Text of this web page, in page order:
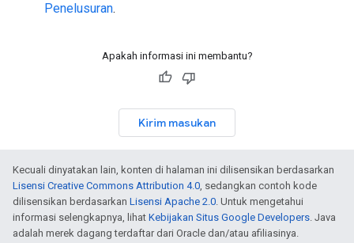
Penelusuran.
Apakah informasi ini membantu?
Kirim masukan
Kecuali dinyatakan lain, konten di halaman ini dilisensikan berdasarkan
Lisensi Creative Commons Attribution 4.0, sedangkan contoh kode
dilisensikan berdasarkan Lisensi Apache 2.0. Untuk mengetahui
informasi selengkapnya, lihat Kebijakan Situs Google Developers. Java
adalah merek dagang terdaftar dari Oracle dan/atau afiliasinya.